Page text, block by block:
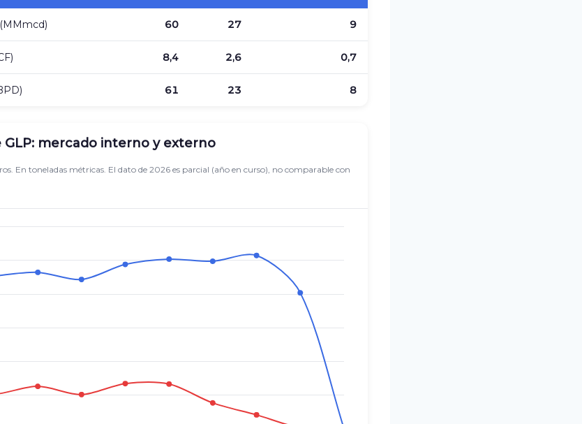
60 27 9
8,4 2,6 0,7
61 23 8
GLP: mercado interno y externo
En toneladas métricas. El dato de 2026 es parcial (año en curso), no comparable con